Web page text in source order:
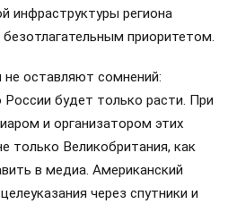
инфраструктуры региона
приоритетом.
оставляют сомнений:
России будет только расти. При
и организатором этих
только Великобритания, как
в медиа. Американский
через спутники и